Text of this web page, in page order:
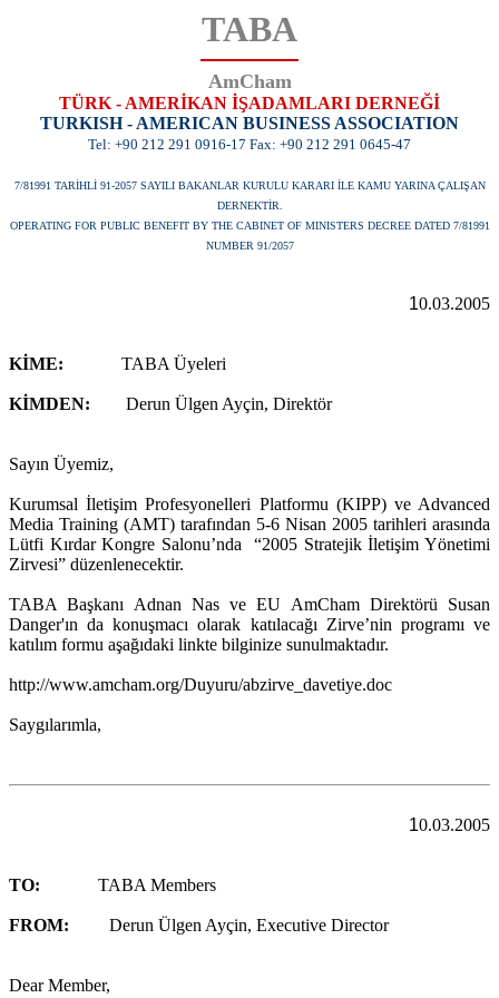
TABA
AmCham
TÜRK - AMERİKAN İŞADAMLARI DERNEĞİ
TURKISH - AMERICAN BUSINESS ASSOCIATION
Tel: +90 212 291 0916-17 Fax: +90 212 291 0645-47
7/81991 TARİHLİ 91-2057 SAYILI BAKANLAR KURULU KARARI İLE KAMU YARINA ÇALIŞAN
DERNEKTİR.
OPERATING FOR PUBLIC BENEFIT BY THE CABINET OF MINISTERS DECREE DATED 7/81991
NUMBER 91/2057
10.03.2005
KİME: TABA Üyeleri
KİMDEN: Derun Ülgen Ayçin, Direktör
Sayın Üyemiz,
Kurumsal İletişim Profesyonelleri Platformu (KIPP) ve Advanced
Media Training (AMT) tarafından 5-6 Nisan 2005 tarihleri arasında
Lütfi Kırdar Kongre Salonu’nda “2005 Stratejik İletişim Yönetimi
Zirvesi” düzenlenecektir.
TABA Başkanı Adnan Nas ve EU AmCham Direktörü Susan
Danger'ın da konuşmacı olarak katılacağı Zirve’nin programı ve
katılım formu aşağıdaki linkte bilginize sunulmaktadır.
http://www.amcham.org/Duyuru/abzirve_davetiye.doc
Saygılarımla,
10.03.2005
TO: TABA Members
FROM: Derun Ülgen Ayçin, Executive Director
Dear Member,